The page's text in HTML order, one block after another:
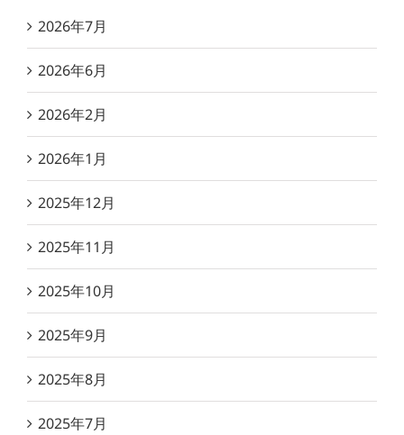
2026年7月
2026年6月
2026年2月
2026年1月
2025年12月
2025年11月
2025年10月
2025年9月
2025年8月
2025年7月